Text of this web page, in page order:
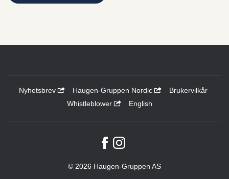
Nyhetsbrev Haugen-Gruppen Nordic
Brukervilkår
Whistleblower
English
© 2026 Haugen-Gruppen AS